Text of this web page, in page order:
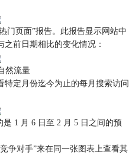
页面”报告。此报告显示网站中
前日期相比的变化情况：
然流量
定月份迄今为止的每月搜索访问
1 月 6 日至 2 月 5 日之间的预
对手”来在同一张图表上查看其